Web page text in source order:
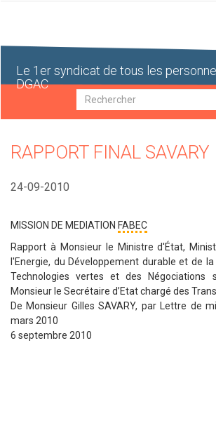
Le 1er syndicat de tous les
DGAC
Recherche
RAPPORT FINAL SAVARY
24-09-2010
MISSION DE MEDIATION FABEC
Rapport à Monsieur le Ministre d'État,
l'Energie, du Développement durable et de
Technologies vertes et des
Monsieur le Secrétaire d’Etat chargé des
De Monsieur Gilles SAVARY, par Lettre de
mars 2010
6 septembre 2010